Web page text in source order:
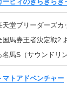
天堂ブリーダーズカ
国馬券王者決定戦2
名馬S（サウンドリン
マトアドベンチャー